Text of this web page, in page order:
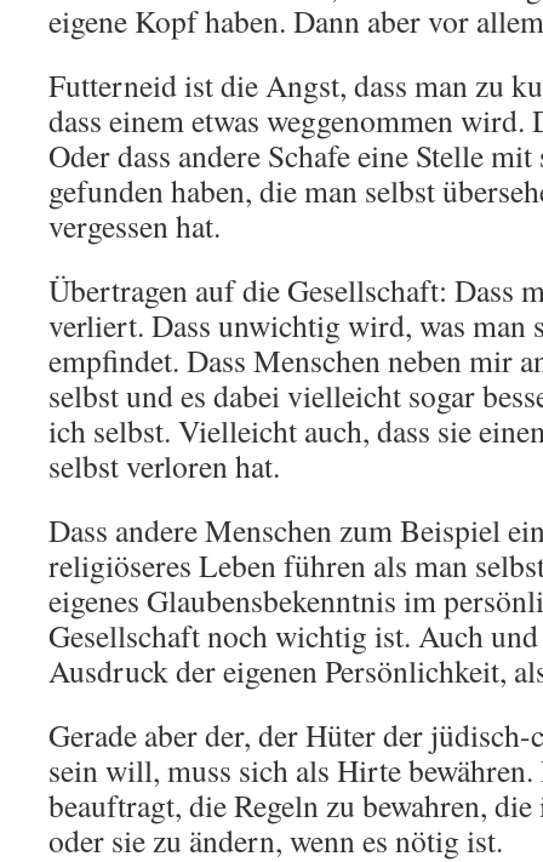
eigene Kopf haben. Dann aber vor
Futterneid ist die Angst, dass man zu
dass einem etwas weggenommen wird.
Oder dass andere Schafe eine Stelle
gefunden haben, die man selbst
vergessen hat.
Übertragen auf die Gesellschaft: Dass
verliert. Dass unwichtig wird, was man
empfindet. Dass Menschen neben mir
selbst und es dabei vielleicht sogar
ich selbst. Vielleicht auch, dass sie
selbst verloren hat.
Dass andere Menschen zum Beispiel
religiöseres Leben führen als man
eigenes Glaubensbekenntnis im
Gesellschaft noch wichtig ist. Auch
Ausdruck der eigenen Persönlichkeit,
Gerade aber der, der Hüter der
sein will, muss sich als Hirte
beauftragt, die Regeln zu bewahren,
oder sie zu ändern, wenn es nötig ist.